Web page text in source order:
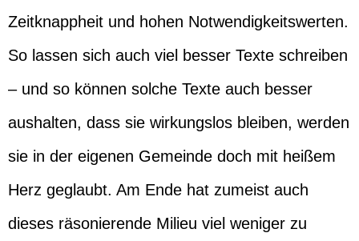
Zeitknappheit und hohen Notwendigkeitswerten.
So lassen sich auch viel besser Texte schreiben
– und so können solche Texte auch besser
aushalten, dass sie wirkungslos bleiben, werden
sie in der eigenen Gemeinde doch mit heißem
Herz geglaubt. Am Ende hat zumeist auch
dieses räsonierende Milieu viel weniger zu